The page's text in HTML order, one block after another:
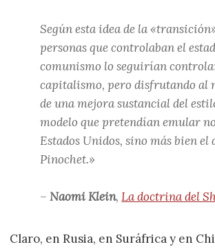
Según esta idea de la
personas que controlaban el
comunismo lo seguirían
capitalismo, pero disfrutando al
de una mejora sustancial del
modelo que pretendían emular
Estados Unidos, sino más bien el
Pinochet.»
–Naomi Klein,La doctrina del
Claro, en Rusia, en Suráfrica y en